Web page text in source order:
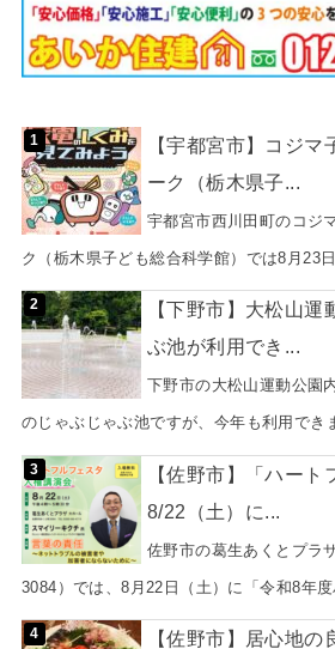
【宇都宮市】コジ
ーク（栃木県子...
宇都宮市西川田町のコジ
ク（栃木県子ども総合科学館）では8月23
【下野市】大松山
ぶ池が利用でき...
下野市の大松山運動公園
のじゃぶじゃぶ池ですが、今年も利用でき
【佐野市】「ハー
8/22（土）に...
佐野市の葛生あくとプラ
3084）では、8月22日（土）に「令和8年度
【佐野市】居心地